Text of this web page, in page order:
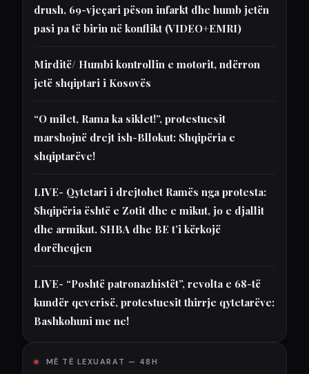
drush, 69-vjeçari pëson infarkt dhe humb jetën
pasi pa të birin në konflikt (VIDEO+EMRI)
Mirditë/ Humbi kontrollin e motorit, ndërron
jetë shqiptari i Kosovës
“O milet, Rama ka siklet!”, protestuesit
marshojnë drejt ish-Bllokut: Shqipëria e
shqiptarëve!
LIVE- Qytetari i drejtohet Ramës nga protesta:
Shqipëria është e Zotit dhe e mikut, jo e djallit
dhe armikut. SHBA dhe BE t’i kërkojë
dorëheqjen
LIVE- “Poshtë patronazhistët”, revolta e 68-të
kundër qeverisë, protestuesit thirrje qytetarëve:
Bashkohuni me ne!
MË TË LEXUARAT — 48H